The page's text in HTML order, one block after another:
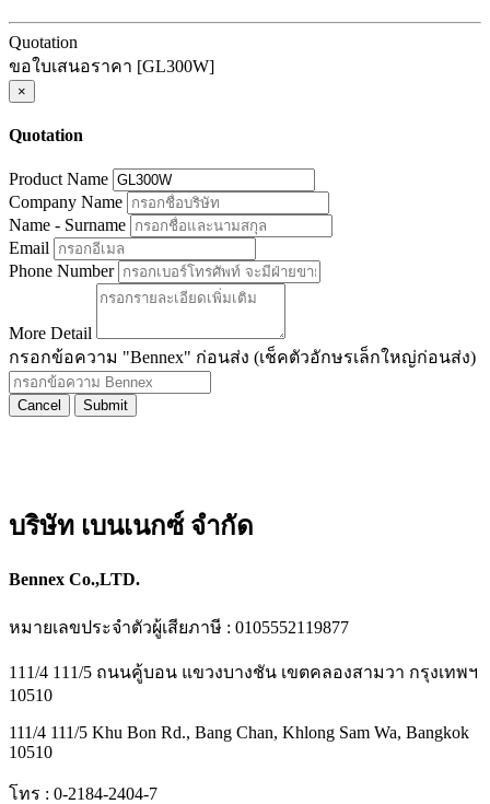
Quotation
ขอใบเสนอราคา [GL300W]
×
Quotation
Product Name
Company Name
Name - Surname
Email
Phone Number
More Detail
กรอกข้อความ "Bennex" ก่อนส่ง (เช็คตัวอักษรเล็กใหญ่ก่อนส่ง)
Cancel Submit
บริษัท เบนเนกซ์ จำกัด
Bennex Co.,LTD.
หมายเลขประจำตัวผู้เสียภาษี : 0105552119877
111/4 111/5 ถนนคู้บอน แขวงบางชัน เขตคลองสามวา กรุงเทพฯ
10510
111/4 111/5 Khu Bon Rd., Bang Chan, Khlong Sam Wa, Bangkok
10510
โทร : 0-2184-2404-7